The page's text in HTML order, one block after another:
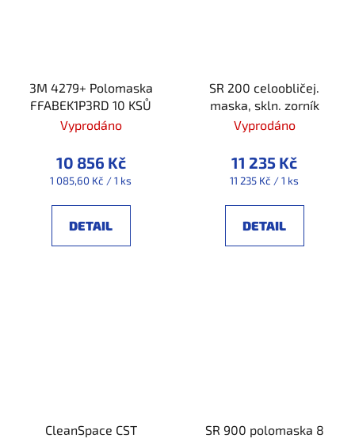
3M 4279+ Polomaska
FFABEK1P3RD 10 KSŮ
Vyprodáno
10 856 Kč
Měrná
1 085,60 Kč / 1 ks
DETAIL
SR 200 celoobličej.
maska, skln. zorník
Vyprodáno
11 235 Kč
Měrná
11 235 Kč / 1 ks
DETAIL
CleanSpace CST
SR 900 polomaska 8